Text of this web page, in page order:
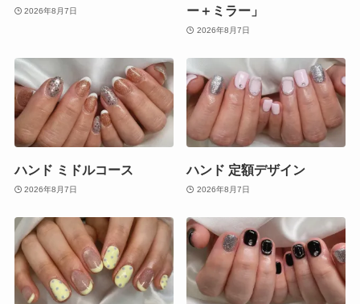
2026年8月7日
ー＋ミラー」
2026年8月7日
ハンド ミドルコース
2026年8月7日
ハンド 定額デザイン
2026年8月7日